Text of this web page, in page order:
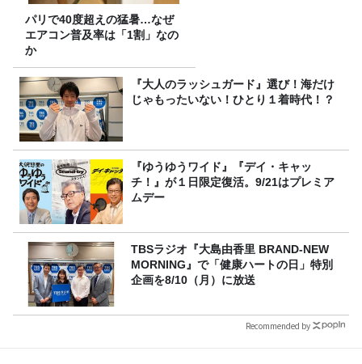
パリで40度超えの猛暑…なぜ
エアコン普及率は「1割」なの
か
『大人のラッシュガード』選び！海だけ
じゃもったいない！ひとり１着時代！？
『ゆうゆうワイド』『デイ・キャッ
チ！』が１日限定復活。9/21はプレミア
ムデー
TBSラジオ『大島由香里 BRAND-NEW
MORNING』で「健康ハートの日」特別
企画を8/10（月）に放送
Recommended by